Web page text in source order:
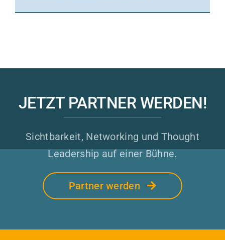
JETZT PARTNER WERDEN!
Sichtbarkeit, Networking und Thought
Leadership auf einer Bühne.
Partner werden